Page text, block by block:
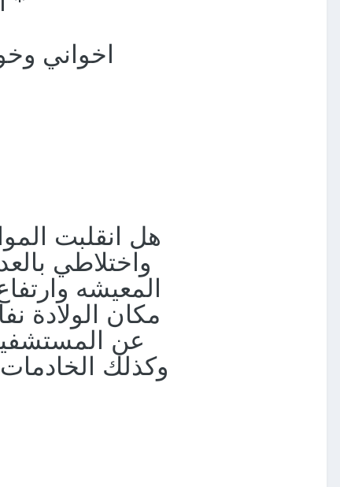
اخواني
هل انقلبت
واختلاطي
المعيشه
مكان الولادة
عن
وكذلك